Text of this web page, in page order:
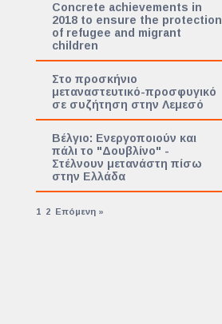
Concrete achievements in
2018 to ensure the protection
of refugee and migrant
children
Στο προσκήνιο
μεταναστευτικό-προσφυγικό
σε συζήτηση στην Λεμεσό
Βέλγιο: Ενεργοποιούν και
πάλι το "Δουβλίνο" -
Στέλνουν μετανάστη πίσω
στην Ελλάδα
1 2 Επόμενη »